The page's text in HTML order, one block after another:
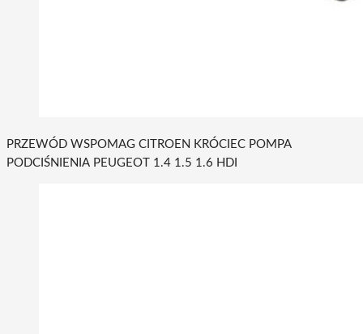
PRZEWÓD WSPOMAG CITROEN KRÓCIEC POMPA
PODCIŚNIENIA PEUGEOT 1.4 1.5 1.6 HDI